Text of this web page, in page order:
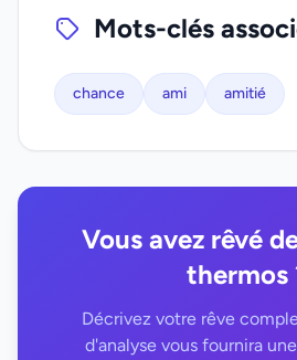
Mots-clés
chance ami amitié
Vous avez rêvé
thermos
Décrivez votre rêve
d'analyse vous fournira